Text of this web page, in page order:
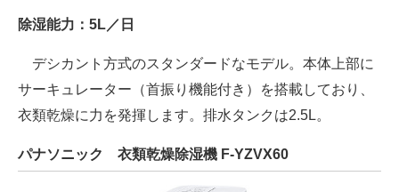
除湿能力：5L／日
デシカント方式のスタンダードなモデル。本体上部に
サーキュレーター（首振り機能付き）を搭載しており、
衣類乾燥に力を発揮します。排水タンクは2.5L。
パナソニック 衣類乾燥除湿機 F-YZVX60